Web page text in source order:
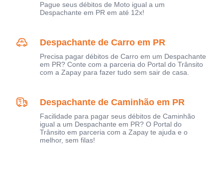
Pague seus débitos de Moto igual a um
Despachante em PR em até 12x!
Despachante de Carro em PR
Precisa pagar débitos de Carro em um Despachante
em PR? Conte com a parceria do Portal do Trânsito
com a Zapay para fazer tudo sem sair de casa.
Despachante de Caminhão em PR
Facilidade para pagar seus débitos de Caminhão
igual a um Despachante em PR? O Portal do
Trânsito em parceria com a Zapay te ajuda e o
melhor, sem filas!